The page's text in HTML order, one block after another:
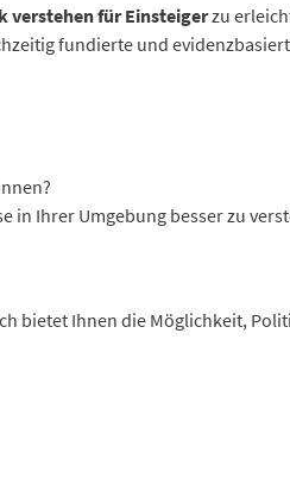
verstehen für Einsteigerzu
fundierte und
in Ihrer Umgebung besser zu
bietet Ihnen die Möglichkeit,